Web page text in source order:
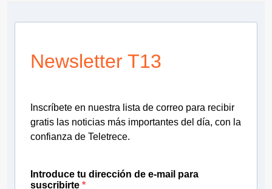
Newsletter T13
Inscríbete en nuestra lista de correo para recibir
gratis las noticias más importantes del día, con la
confianza de Teletrece.
Introduce tu dirección de e-mail para
suscribirte